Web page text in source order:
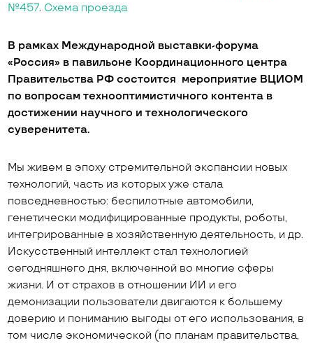
№457. Схема проезда
В рамках Международной выставки-форума
«Россия» в павильоне Координационного центра
Правительства РФ состоится мероприятие ВЦИОМ
по вопросам технооптимистичного контента в
достижении научного и технологического
суверенитета.
Мы живем в эпоху стремительной экспансии новых
технологий, часть из которых уже стала
повседневностью: беспилотные автомобили,
генетически модифицированные продукты, роботы,
интегрированные в хозяйственную деятельность, и др.
Искусственный интеллект стал технологией
сегодняшнего дня, включенной во многие сферы
жизни. И от страхов в отношении ИИ и его
демонизации пользователи двигаются к большему
доверию и пониманию выгоды от его использования, в
том числе экономической (по планам правительства,